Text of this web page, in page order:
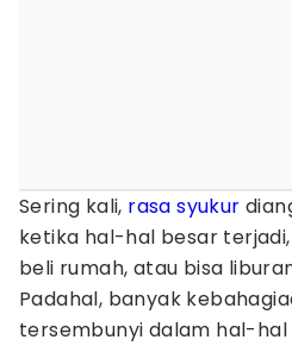
Sering kali, rasa syukur
ketika hal-hal besar
beli rumah, atau bisa
Padahal, banyak
tersembunyi dalam hal-